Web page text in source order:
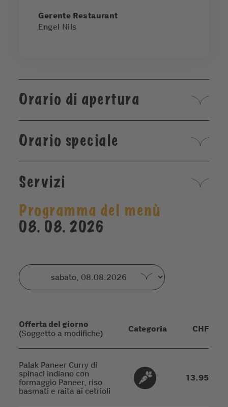
Gerente Restaurant
Engel Nils
Orario di apertura
Orario speciale
Servizi
Programma del menù
08. 08. 2026
Offerta del giorno
(Soggetto a modifiche) Categoria CHF
Palak Paneer Curry di
spinaci indiano con
formaggio Paneer, riso
basmati e raita ai cetrioli
13.95